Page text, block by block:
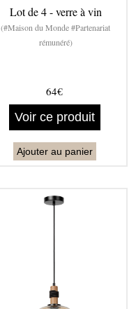
Lot de 4 - verre à vin
(#Maison du Monde #Partenariat
rémunéré)
64€
Voir ce produit
Ajouter au panier